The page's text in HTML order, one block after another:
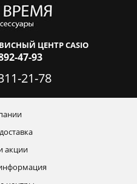
ЦЕНТР CASIO
47-93
21-78
акции